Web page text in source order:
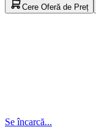
Cere Oferă de Preț
Se încarcă...